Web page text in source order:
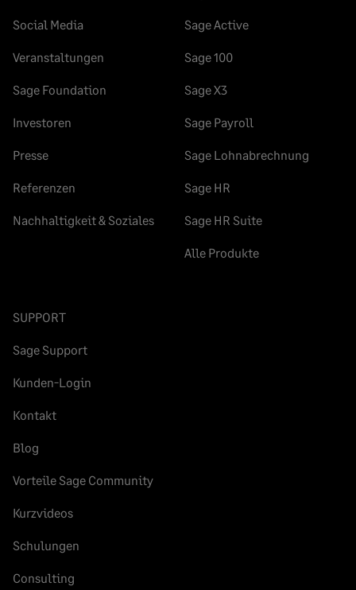
Social Media
Veranstaltungen
Sage Foundation
Investoren
Presse
Referenzen
Nachhaltigkeit & Soziales
Sage Active
Sage 100
Sage X3
Sage Payroll
Sage Lohnabrechnung
Sage HR
Sage HR Suite
Alle Produkte
SUPPORT
Sage Support
Kunden-Login
Kontakt
Blog
Vorteile Sage Community
Kurzvideos
Schulungen
Consulting